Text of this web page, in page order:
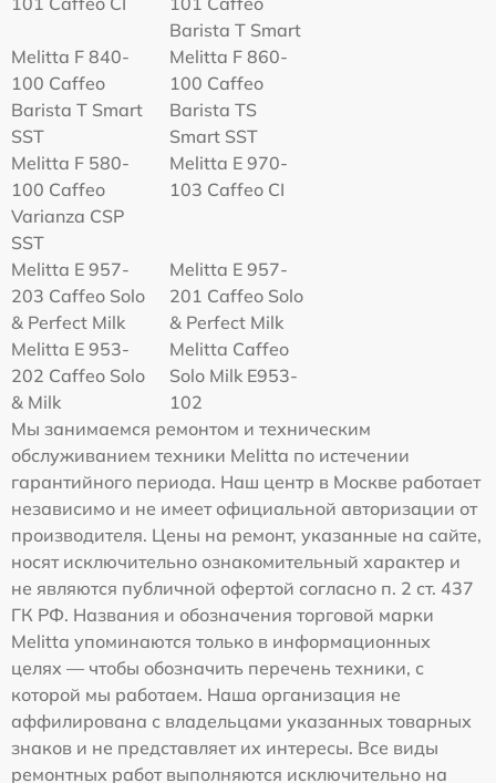
Barista T Smart
Melitta F 840-
100 Caffeo
Barista T Smart
SST
Melitta F 860-
100 Caffeo
Barista TS
Smart SST
Melitta F 580-
100 Caffeo
Varianza CSP
SST
Melitta Е 970-
103 Caffeo CI
Melitta E 957-
203 Caffeo Solo
& Perfect Milk
Melitta E 957-
201 Caffeo Solo
& Perfect Milk
Melitta Е 953-
202 Caffeo Solo
& Milk
Melitta Caffeo
Solo Milk E953-
102
Мы занимаемся ремонтом и техническим
обслуживанием техники Melitta по истечении
гарантийного периода. Наш центр в Москве работает
независимо и не имеет официальной авторизации от
производителя. Цены на ремонт, указанные на сайте,
носят исключительно ознакомительный характер и
не являются публичной офертой согласно п. 2 ст. 437
ГК РФ. Названия и обозначения торговой марки
Melitta упоминаются только в информационных
целях — чтобы обозначить перечень техники, с
которой мы работаем. Наша организация не
аффилирована с владельцами указанных товарных
знаков и не представляет их интересы. Все виды
ремонтных работ выполняются исключительно на